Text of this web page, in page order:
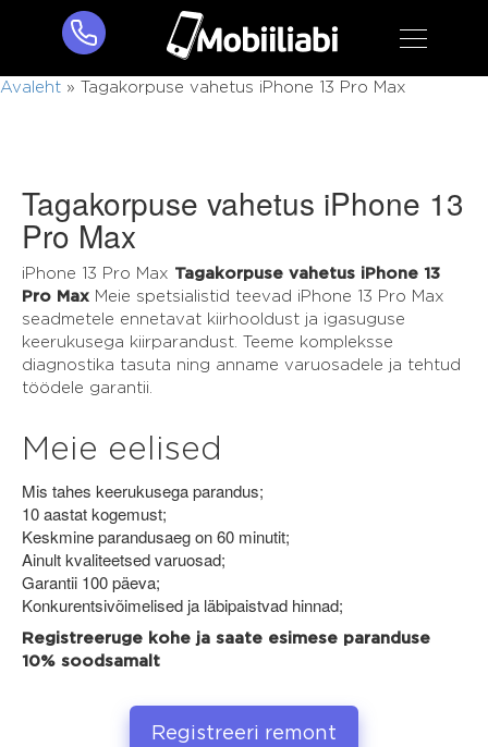
Avaleht » Tagakorpuse vahetus iPhone 13 Pro Max
Tagakorpuse vahetus iPhone 13
Pro Max
iPhone 13 Pro Max Tagakorpuse vahetus iPhone 13
Pro Max Meie spetsialistid teevad iPhone 13 Pro Max
seadmetele ennetavat kiirhooldust ja igasuguse
keerukusega kiirparandust. Teeme kompleksse
diagnostika tasuta ning anname varuosadele ja tehtud
töödele garantii.
Meie eelised
Mis tahes keerukusega parandus;
10 aastat kogemust;
Keskmine parandusaeg on 60 minutit;
Ainult kvaliteetsed varuosad;
Garantii 100 päeva;
Konkurentsivõimelised ja läbipaistvad hinnad;
Registreeruge kohe ja saate esimese paranduse
10% soodsamalt
Registreeri remont